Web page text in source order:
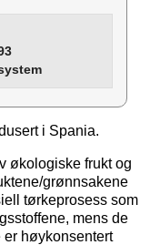
i Spania.
økologiske frukt og
grønnsakene
tørkeprosess som
mens de
er høykonsentert